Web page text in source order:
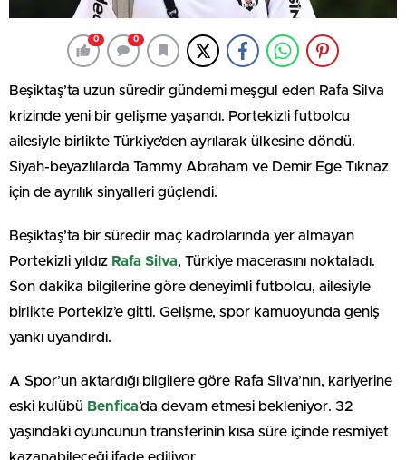
0 0
Beşiktaş’ta uzun süredir gündemi meşgul eden Rafa Silva
krizinde yeni bir gelişme yaşandı. Portekizli futbolcu
ailesiyle birlikte Türkiye’den ayrılarak ülkesine döndü.
Siyah-beyazlılarda Tammy Abraham ve Demir Ege Tıknaz
için de ayrılık sinyalleri güçlendi.
Beşiktaş’ta bir süredir maç kadrolarında yer almayan
Portekizli yıldız Rafa Silva, Türkiye macerasını noktaladı.
Son dakika bilgilerine göre deneyimli futbolcu, ailesiyle
birlikte Portekiz’e gitti. Gelişme, spor kamuoyunda geniş
yankı uyandırdı.
A Spor’un aktardığı bilgilere göre Rafa Silva’nın, kariyerine
eski kulübü Benfica’da devam etmesi bekleniyor. 32
yaşındaki oyuncunun transferinin kısa süre içinde resmiyet